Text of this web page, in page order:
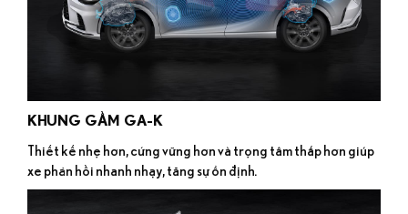
KHUNG GẦM GA-K
Thiết kế nhẹ hơn, cứng vững hơn và trọng tâm thấp hơn giúp
xe phản hồi nhanh nhạy, tăng sự ổn định.